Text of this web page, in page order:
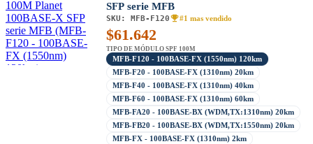
SFP serie MFB
SKU: MFB-F120 #1 mas vendido
$61.642
TIPO DE MÓDULO SPF 100M
MFB-F120 - 100BASE-FX (1550nm) 120km
MFB-F20 - 100BASE-FX (1310nm) 20km
MFB-F40 - 100BASE-FX (1310nm) 40km
MFB-F60 - 100BASE-FX (1310nm) 60km
MFB-FA20 - 100BASE-BX (WDM,TX:1310nm) 20km
MFB-FB20 - 100BASE-BX (WDM,TX:1550nm) 20km
MFB-FX - 100BASE-FX (1310nm) 2km